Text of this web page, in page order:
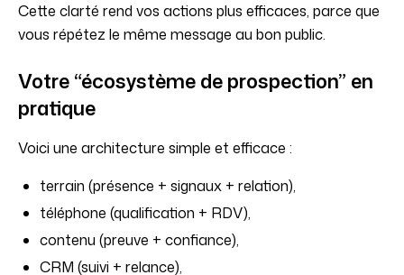
Cette clarté rend vos actions plus efficaces, parce que
vous répétez le même message au bon public.
Votre “écosystème de prospection” en
pratique
Voici une architecture simple et efficace :
terrain (présence + signaux + relation),
téléphone (qualification + RDV),
contenu (preuve + confiance),
CRM (suivi + relance),